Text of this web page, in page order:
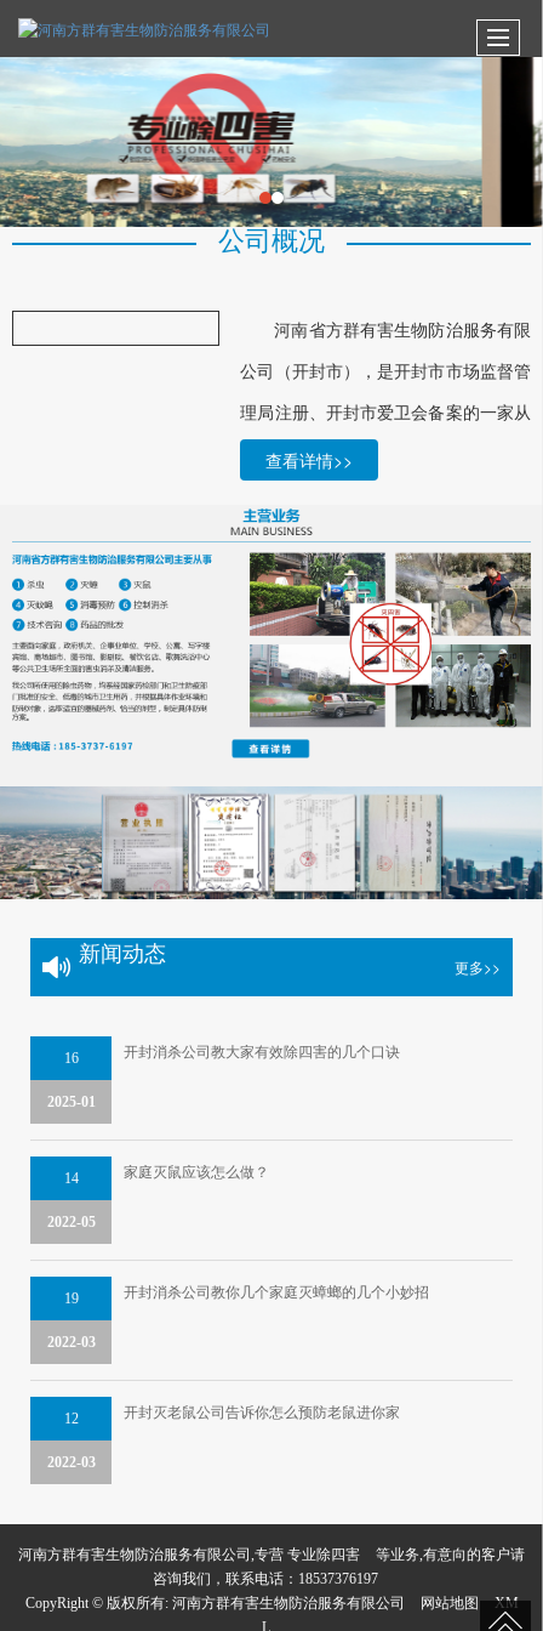
公司概况
河南省方群有害生物防治服务有限
公司（开封市），是开封市市场监督管
理局注册、开封市爱卫会备案的一家从
事有害生物防治服务的机构，提供杀
防、控制、消杀、技术咨询，以及消杀
药品的批发服务。
本公司自成立以来，承接了许多市
区及各县区的大型超市、酒店、洗浴、
医院、学校等消杀服务，受到社会各界
广泛好评。本公司具有一批技术知识和
经验丰富的业务人员，社会责任感强，
服务态度好，将竭力为开封地区的消
杀、消毒提供优良 服务。
努力打造成为开封地区的
合治理，提供室内外环境常规消毒、终
末消毒，降低传染病的传播风险，可以
选择一次性的服务或包年服务，我们承
查看详情>>
新闻动态
更多>>
16
2025-01
开封消杀公司教大家有效除四害的几个口诀
14
2022-05
家庭灭鼠应该怎么做？
19
2022-03
开封消杀公司教你几个家庭灭蟑螂的几个小妙招
12
2022-03
开封灭老鼠公司告诉你怎么预防老鼠进你家
河南方群有害生物防治服务有限公司,专营 专业除四害
等业务,有意向的客户请
咨询我们，联系电话： 18537376197
CopyRight © 版权所有: 河南方群有害生物防治服务有限公司 网站地图
XM
L